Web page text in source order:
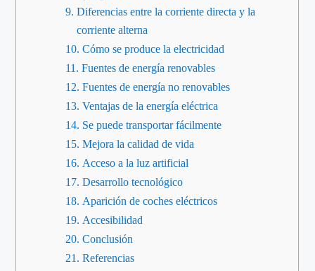
Diferencias entre la corriente directa y la
corriente alterna
Cómo se produce la electricidad
Fuentes de energía renovables
Fuentes de energía no renovables
Ventajas de la energía eléctrica
Se puede transportar fácilmente
Mejora la calidad de vida
Acceso a la luz artificial
Desarrollo tecnológico
Aparición de coches eléctricos
Accesibilidad
Conclusión
Referencias